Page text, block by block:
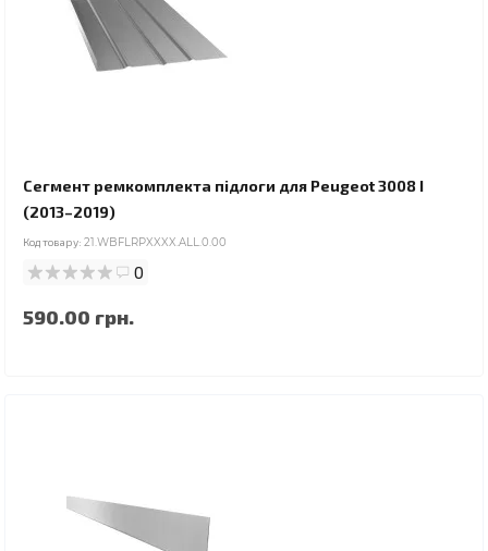
Сегмент ремкомплекта підлоги для Peugeot 3008 I
(2013–2019)
Код товару: 21.WBFLRPXXXX.ALL.0.00
0
590.00 грн.